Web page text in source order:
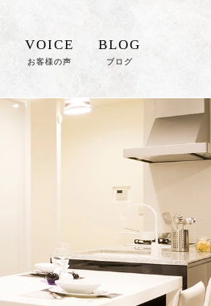
VOICE
お客様の声
BLOG
ブログ